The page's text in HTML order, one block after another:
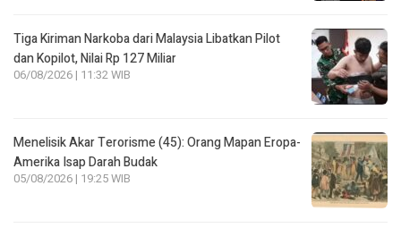
Tiga Kiriman Narkoba dari Malaysia Libatkan Pilot
dan Kopilot, Nilai Rp 127 Miliar
06/08/2026 | 11:32 WIB
Menelisik Akar Terorisme (45): Orang Mapan Eropa-
Amerika Isap Darah Budak
05/08/2026 | 19:25 WIB